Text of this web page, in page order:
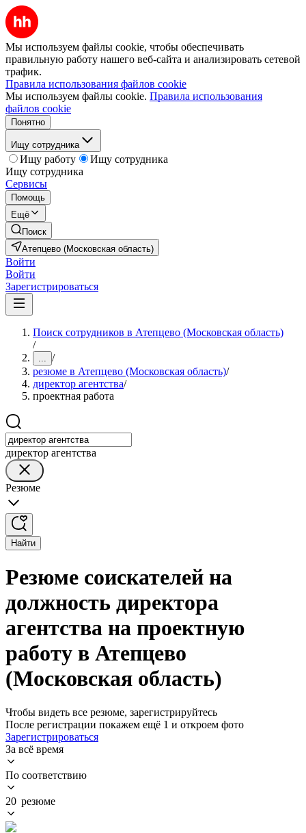
Мы используем файлы cookie, чтобы обеспечивать
правильную работу нашего веб-сайта и анализировать сетевой
трафик.
Правила использования файлов cookie
Мы используем файлы cookie. Правила использования
файлов cookie
Понятно
Ищу сотрудника
Ищу работу
Ищу сотрудника
Ищу сотрудника
Сервисы
Помощь
Ещё
Поиск
Атепцево (Московская область)
Войти
Войти
Зарегистрироваться
Поиск сотрудников в Атепцево (Московская область)
/
... /
резюме в Атепцево (Московская область)/
директор агентства/
проектная работа
директор агентства
Резюме
Найти
Резюме соискателей на
должность директора
агентства на проектную
работу в Атепцево
(Московская область)
Чтобы видеть все резюме, зарегистрируйтесь
После регистрации покажем ещё 1 и откроем фото
Зарегистрироваться
За всё время
По соответствию
20 резюме